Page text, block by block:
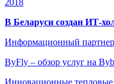
2018
В Беларуси создан ИТ-
Информационный партнер
ByFly – обзор услуг на